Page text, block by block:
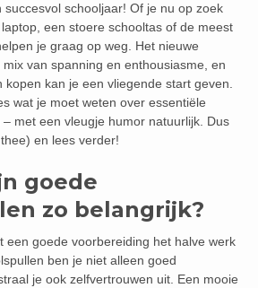
succesvol schooljaar! Of je nu op zoek
een stoere schooltas of de meest
je graag op weg. Het nieuwe
van spanning en enthousiasme, en
kopen kan je een vliegende start geven.
wat je moet weten over essentiële
met een vleugje humor natuurlijk. Dus
en lees verder!
goede
zo belangrijk?
een goede voorbereiding het halve werk
ben je niet alleen goed
je ook zelfvertrouwen uit. Een mooie